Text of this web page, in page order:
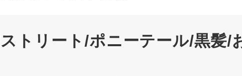
トリート/ポニーテール/黒髪/